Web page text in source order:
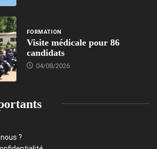
FORMATION
Visite médicale pour 86
candidats
04/08/2026
?